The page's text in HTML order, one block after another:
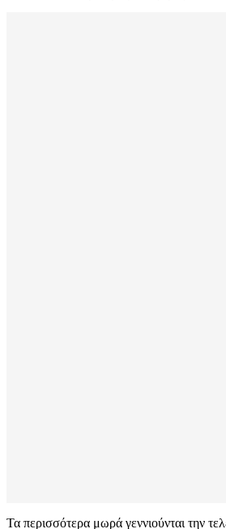
Τα περισσότερα μωρά γεννιούνται την